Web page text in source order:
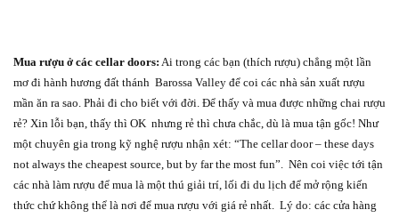
Mua rượu ở các cellar doors: Ai trong các bạn (thích rượu) chẳng một lần
mơ đi hành hương đất thánh Barossa Valley để coi các nhà sản xuất rượu
mần ăn ra sao. Phải đi cho biết với đời. Để thấy và mua được những chai rượu
rẻ? Xin lỗi bạn, thấy thì OK nhưng rẻ thì chưa chắc, dù là mua tận gốc! Như
một chuyên gia trong kỹ nghệ rượu nhận xét: “The cellar door – these days
not always the cheapest source, but by far the most fun”. Nên coi việc tới tận
các nhà làm rượu để mua là một thú giải trí, lối đi du lịch để mở rộng kiến
thức chứ không thể là nơi để mua rượu với giá rẻ nhất. Lý do: các cửa hàng